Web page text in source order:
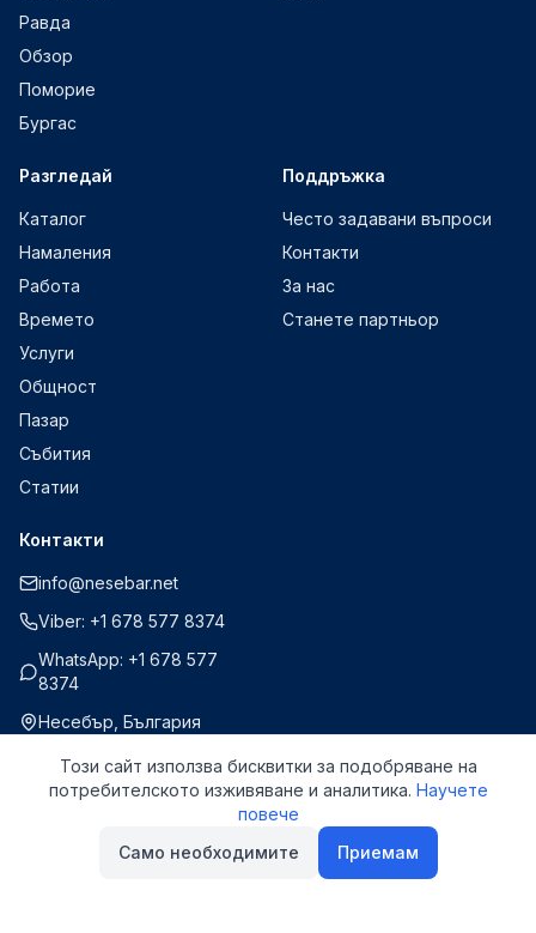
Равда
Обзор
Поморие
Бургас
Разгледай
Каталог
Намаления
Работа
Времето
Услуги
Общност
Пазар
Събития
Статии
Поддръжка
Често задавани въпроси
Контакти
За нас
Станете партньор
Контакти
info@nesebar.net
Viber: +1 678 577 8374
WhatsApp: +1 678 577
8374
Несебър, България
Всички права запазени.
Политика за поверителностУсловия за ползване
Този сайт използва бисквитки за подобряване на
потребителското изживяване и аналитика. Научете
повече
Само необходимите
Приемам